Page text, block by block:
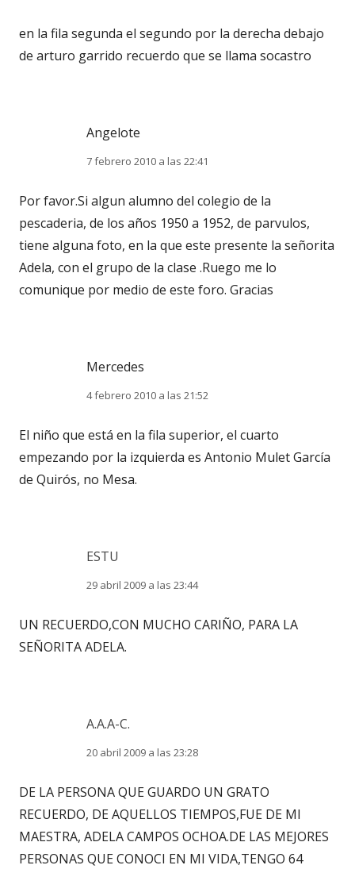
en la fila segunda el segundo por la derecha debajo
de arturo garrido recuerdo que se llama socastro
Angelote
7 febrero 2010 a las 22:41
Por favor.Si algun alumno del colegio de la
pescaderia, de los años 1950 a 1952, de parvulos,
tiene alguna foto, en la que este presente la señorita
Adela, con el grupo de la clase .Ruego me lo
comunique por medio de este foro. Gracias
Mercedes
4 febrero 2010 a las 21:52
El niño que está en la fila superior, el cuarto
empezando por la izquierda es Antonio Mulet García
de Quirós, no Mesa.
ESTU
29 abril 2009 a las 23:44
UN RECUERDO,CON MUCHO CARIÑO, PARA LA
SEÑORITA ADELA.
A.A.A-C.
20 abril 2009 a las 23:28
DE LA PERSONA QUE GUARDO UN GRATO
RECUERDO, DE AQUELLOS TIEMPOS,FUE DE MI
MAESTRA, ADELA CAMPOS OCHOA.DE LAS MEJORES
PERSONAS QUE CONOCI EN MI VIDA,TENGO 64